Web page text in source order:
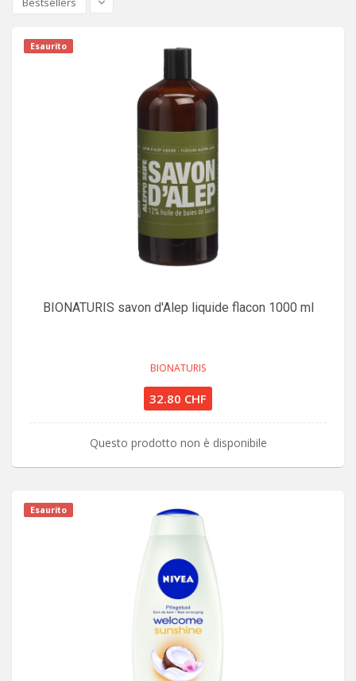
Esaurito
BIONATURIS savon d'Alep liquide flacon 1000 ml
BIONATURIS
32.80 CHF
Questo prodotto non è disponibile
Esaurito